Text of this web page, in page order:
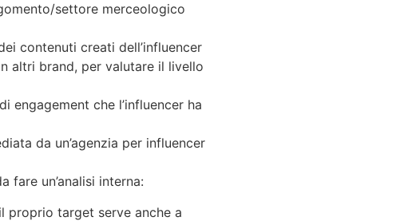
settore merceologico
contenuti creati dell’influencer
altri brand, per valutare il livello
engagement che l’influencer ha
da un’agenzia per influencer
fare un’analisi interna:
proprio target serve anche a